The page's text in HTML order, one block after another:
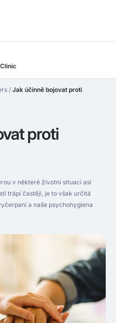
/ Jak účinně bojovat proti
proti
v některé životní situaci asi
trápí častěji, je to však určitá
a naše psychohygiena